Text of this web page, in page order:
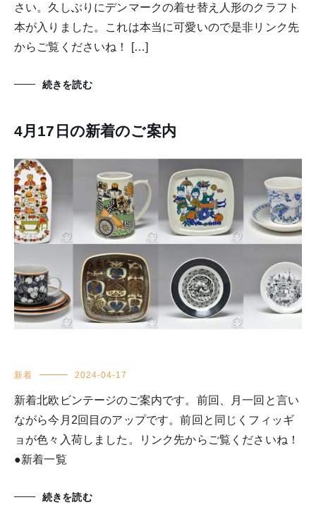
さい。久しぶりにデンマークの着せ替え人形のクラフト
本が入りました。これは本当に可愛いので是非リンク先
からご覧くださいね！ […]
続きを読む
4月17日の新着のご案内
新着 2024-04-17
新着北欧ビンテージのご案内です。前回、月一回と言い
ながら今月2回目のアップです。前回と同じくフィッギ
ョが色々入荷しました。リンク先からご覧くださいね！
●新着一覧
続きを読む